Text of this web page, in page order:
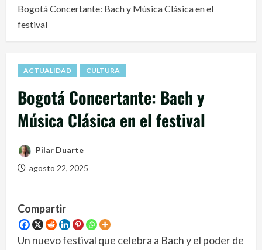
Bogotá Concertante: Bach y Música Clásica en el
festival
ACTUALIDAD CULTURA
Bogotá Concertante: Bach y
Música Clásica en el festival
Pilar Duarte
agosto 22, 2025
Compartir
Un nuevo festival que celebra a Bach y el poder de